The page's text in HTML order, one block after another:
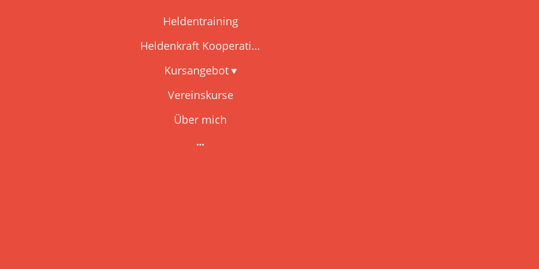
Heldentraining
Heldenkraft Kooperation
Kursangebot
Vereinskurse
Über mich